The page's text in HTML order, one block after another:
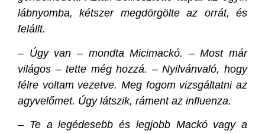
lábnyomba, kétszer megdörgölte az orrát, és
felállt.
– Úgy van – mondta Micimackó. – Most már
világos – tette még hozzá. – Nyilvánvaló, hogy
félre voltam vezetve. Meg fogom vizsgáltatni az
agyvelőmet. Úgy látszik, ráment az influenza.
– Te a legédesebb és legjobb Mackó vagy a